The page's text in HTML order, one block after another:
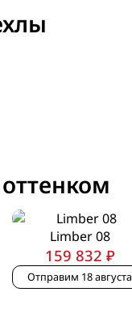
Limber 08
159 832 ₽
Отправим 18 августа